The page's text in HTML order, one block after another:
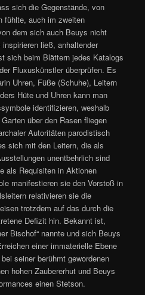
sich die Gegenstände, von
fühlte, auch im zweiten
dem sich auch Beuys nicht
ließ, anhaltender
sich beim Blättern jedes Katalogs
Fluxuskünstler überprüfen. Es
Uhren, Füße (Schuhe), Leitern
Hüte und Uhren kann man
identifizieren, weshalb
über den Rasen fliegen
Autoritäten parodistisch
sich mit den Leitern, die als
unentbehrlich sind
als Requisiten in Aktionen
manifestieren sie den Vorstoß in
relativieren sie die
trotzdem auf das durch die
Defizit hin. Bekannt ist,
Bischof“ nannte und sich Beuys
einer immaterielle Ebene
seiner berühmt gewordenen
hohen Zaubererhut und Beuys
einen Stetson.